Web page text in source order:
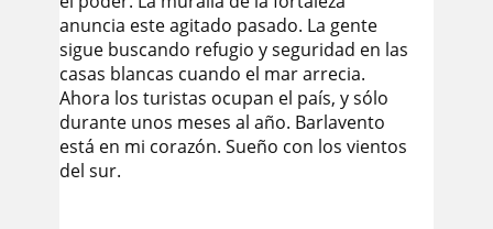
anuncia este agitado pasado. La gente
sigue buscando refugio y seguridad en las
casas blancas cuando el mar arrecia.
Ahora los turistas ocupan el país, y sólo
durante unos meses al año. Barlavento
está en mi corazón. Sueño con los vientos
del sur.